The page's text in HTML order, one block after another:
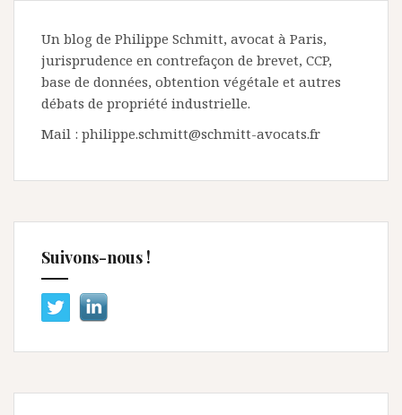
Un blog de Philippe Schmitt, avocat à Paris,
jurisprudence en contrefaçon de brevet, CCP,
base de données, obtention végétale et autres
débats de propriété industrielle.
Mail : philippe.schmitt@schmitt-avocats.fr
Suivons-nous !